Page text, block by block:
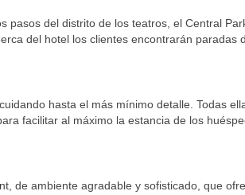
del distrito de los teatros, el Central
del hotel los clientes encontrarán paradas
hasta el más mínimo detalle. Todas
facilitar al máximo la estancia de los
de ambiente agradable y sofisticado, que